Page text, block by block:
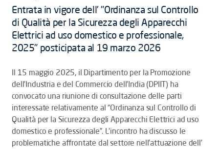
Entrata in vigore dell' "Ordinanza sul Controllo
di Qualità per la Sicurezza degli Apparecchi
Elettrici ad uso domestico e professionale,
2025" posticipata al 19 marzo 2026
Il 15 maggio 2025, il Dipartimento per la Promozione
dell'Industria e del Commercio dell'India (DPIIT) ha
convocato una riunione di consultazione delle parti
interessate relativamente al “Ordinanza sul Controllo di
Qualità per la Sicurezza degli Apparecchi Elettrici ad uso
domestico e professionale”. L'incontro ha discusso le
problematiche affrontate dal settore nell'attuazione dell’